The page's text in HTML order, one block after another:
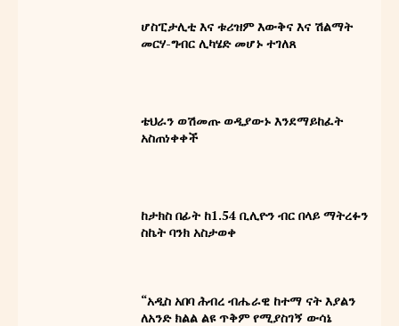
ኢትዮ ሐበሻ ኅትመትና ማስታወቂያ ኃ/
ሆስፒታሊቲ እና ቱሪዝም እውቅና እና ሽልማት
መርሃ-ግብር ሊካሄድ መሆኑ ተገለጸ
ቴህራን ወሽመጡ ወዲያውኑ እንደማይከፈት
አስጠነቀቀች
ከታክስ በፊት ከ1.54 ቢሊዮን ብር በላይ ማትረፉን
ስኬት ባንክ አስታወቀ
“አዲስ አበባ ሕብረ ብሔራዊ ከተማ ናት እያልን
ለአንድ ክልል ልዩ ጥቅም የሚያስገኝ ውሳኔ